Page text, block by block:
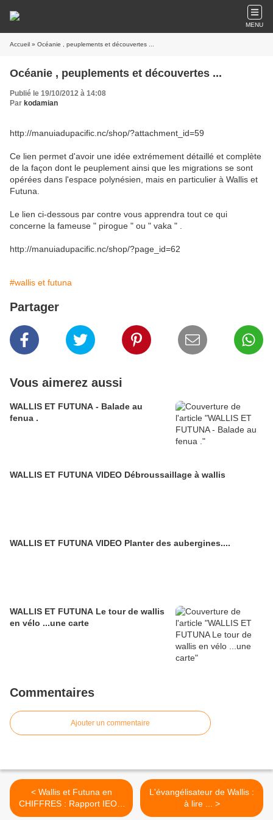
MENU
Accueil » Océanie , peuplements et découvertes ...
Océanie , peuplements et découvertes ...
Publié le 19/10/2012 à 14:08
Par kodamian
http://manuiadupacific.nc/shop/?attachment_id=59
Ce lien permet d'avoir une idée extrémement détaillé et complète
de la façon dont le peuplement ainsi que les migrations se sont
opérées dans l'espace polynésien, mais en particulier à Wallis et
Futuna.
Le lien ci-dessous par contre vous apprendra tout ce qui
concerne la fameuse " pirogue " ou " vaka " .
http://manuiadupacific.nc/shop/?page_id=62
#wallis et futuna
Partager
Vous aimerez aussi
WALLIS ET FUTUNA - Balade au
fenua .
WALLIS ET FUTUNA VIDEO Débroussaillage à wallis
WALLIS ET FUTUNA VIDEO Planter des aubergines....
WALLIS ET FUTUNA Le tour de wallis
en vélo ...une carte
Commentaires
Ajouter un commentaire
< Wallis et Futuna en
CHIFFRES : Rapport IEOM
2011 X A LIRE X
L'évangélisateur de Wallis :
à lire ... >